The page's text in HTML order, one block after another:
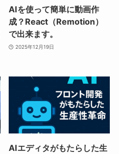
AIを使って簡単に動画作
成？React（Remotion）
で出来ます。
2025年12月19日
AIエディタがもたらした生